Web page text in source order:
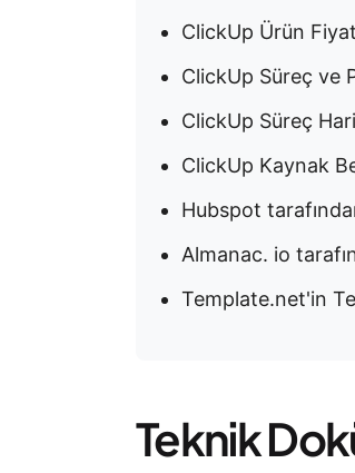
ClickUp Ürün
ClickUp Süreç ve
ClickUp Süreç
ClickUp Kaynak
Hubspot
Almanac. io
Template.net'in
Teknik